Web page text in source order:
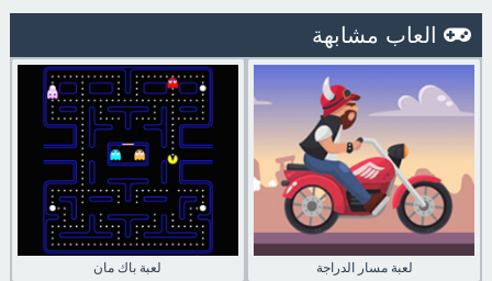
العاب مشابهة
لعبة باك مان لعبة مسار الدراجة